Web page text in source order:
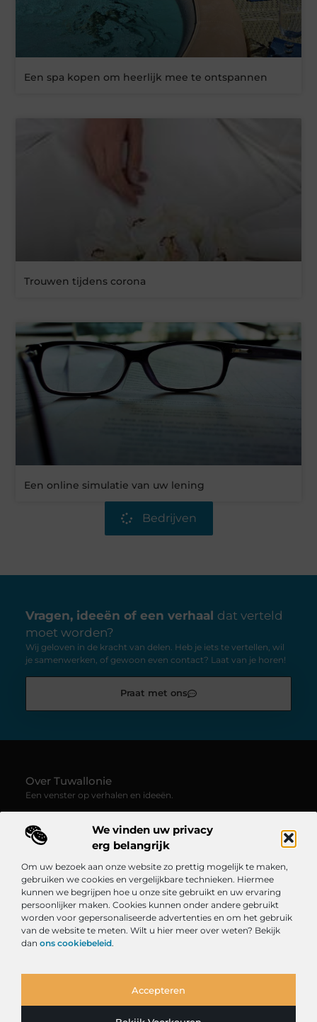
We vinden uw privacy
erg belangrijk
Om uw bezoek aan onze website zo prettig mogelijk te maken,
gebruiken we cookies en vergelijkbare technieken. Hiermee
kunnen we begrijpen hoe u onze site gebruikt en uw ervaring
persoonlijker maken. Cookies kunnen onder andere gebruikt
worden voor gepersonaliseerde advertenties en om het gebruik
van de website te meten. Wilt u hier meer over weten? Bekijk
dan ons cookiebeleid.
Accepteren
Een spa kopen om heerlijk mee te ontspannen
Trouwen tijdens corona
Een online simulatie van uw lening
Bedrijven
Vragen, ideeën of een verhaal dat verteld
moet worden?
Wij geloven in de kracht van delen. Heb je iets te vertellen, wil
je samenwerken, of gewoon even contact? Laat van je horen!
Praat met ons
Over Tuwallonie
Een venster op verhalen en ideeën.
inspiratie, creativiteit en inzichten uit het dagelijks leven. Laat
je meevoeren door uiteenlopende stemmen, onderwerpen en
Onze informatie
Bericht categorie